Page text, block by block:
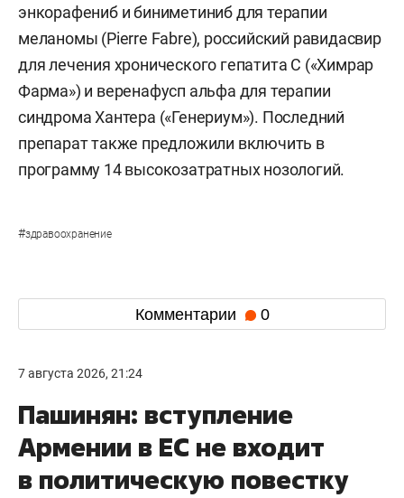
энкорафениб и биниметиниб для терапии
меланомы (Pierre Fabre), российский равидасвир
для лечения хронического гепатита С («Химрар
Фарма») и веренафусп альфа для терапии
синдрома Хантера («Генериум»). Последний
препарат также предложили включить в
программу 14 высокозатратных нозологий.
#здравоохранение
Комментарии 0
7 августа 2026, 21:24
Пашинян: вступление
Армении в ЕС не входит
в политическую повестку